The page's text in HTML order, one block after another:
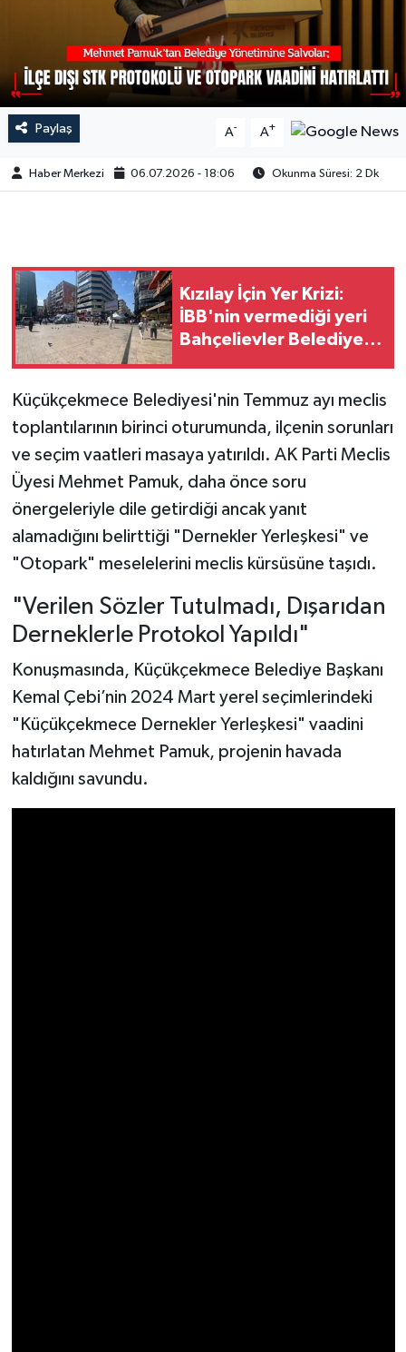
Paylaş A- A+
Haber Merkezi 06.07.2026 - 18:06 Okunma Süresi: 2 Dk
Kızılay İçin Yer Krizi:
İBB'nin vermediği yeri
Bahçelievler Belediyesi
Küçükçekmece Belediyesi'nin Temmuz ayı meclis
toplantılarının birinci oturumunda, ilçenin sorunları
ve seçim vaatleri masaya yatırıldı. AK Parti Meclis
Üyesi Mehmet Pamuk, daha önce soru
önergeleriyle dile getirdiği ancak yanıt
alamadığını belirttiği "Dernekler Yerleşkesi" ve
"Otopark" meselelerini meclis kürsüsüne taşıdı.
"Verilen Sözler Tutulmadı, Dışarıdan
Derneklerle Protokol Yapıldı"
Konuşmasında, Küçükçekmece Belediye Başkanı
Kemal Çebi’nin 2024 Mart yerel seçimlerindeki
"Küçükçekmece Dernekler Yerleşkesi" vaadini
hatırlatan Mehmet Pamuk, projenin havada
kaldığını savundu.